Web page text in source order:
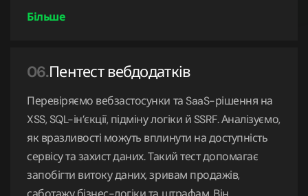
06.Пентест вебдодатків
Перевіряємо вебзастосунки та SaaS-рішення на
XSS, SQL-ін’єкції, підміну логіки й SSRF. Аналізуємо,
як вразливості можуть вплинути на доступність
сервісу та захист даних. Такий тест допомагає
запобігти витоку даних, зривам продажів,